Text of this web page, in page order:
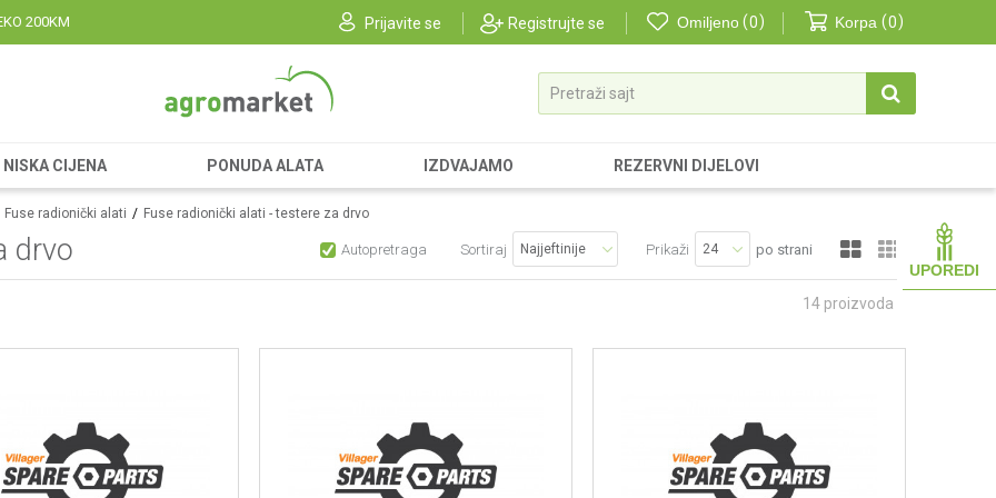
200KM Prijavite se Registrujte se Omiljeno 0 Korpa 0
Pretraži sajt
CIJENA PONUDA ALATA IZDVAJAMO REZERVNI DIJELOVI
UPOREDI
Fuse radionički alati Fuse radionički alati - testere za drvo
drvo Autopretraga Sortiraj Prikaži po strani
14 proizvoda